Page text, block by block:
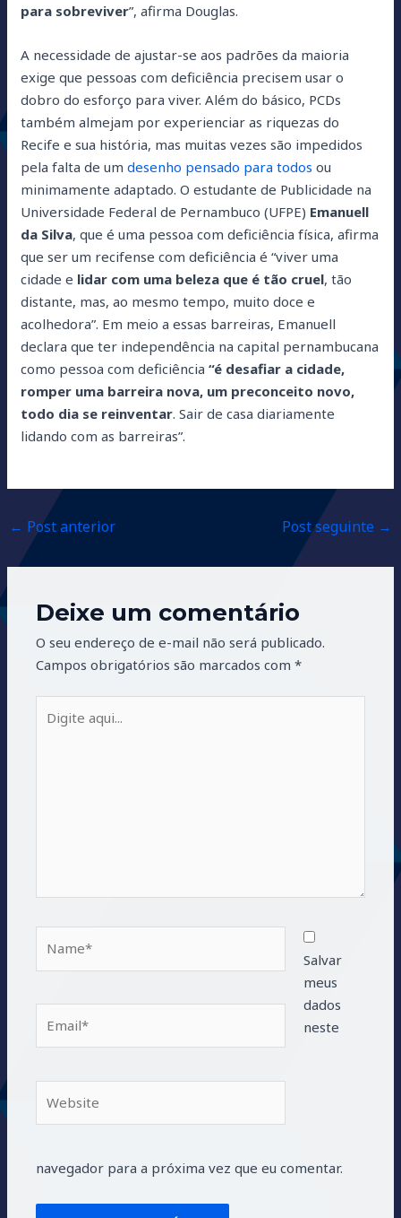
para sobreviver”, afirma Douglas.
A necessidade de ajustar-se aos padrões da maioria
exige que pessoas com deficiência precisem usar o
dobro do esforço para viver. Além do básico, PCDs
também almejam por experienciar as riquezas do
Recife e sua história, mas muitas vezes são impedidos
pela falta de umdesenho pensado para todos ou
minimamente adaptado. O estudante de Publicidade na
Universidade Federal de Pernambuco (UFPE) Emanuell
da Silva, que é uma pessoa com deficiência física, afirma
que ser um recifense com deficiência é “viver uma
cidade e lidar com uma beleza que é tão cruel, tão
distante, mas, ao mesmo tempo, muito doce e
acolhedora”. Em meio a essas barreiras, Emanuell
declara que ter independência na capital pernambucana
como pessoa com deficiência“é desafiar a cidade,
romper uma barreira nova, um preconceito novo,
todo dia se reinventar. Sair de casa diariamente
lidando com as barreiras”.
← Post anterior Post seguinte →
Deixe um comentário
O seu endereço de e-mail não será publicado.
Campos obrigatórios são marcados com*
aqui...
Salvar
meus
dados
neste
navegador para a próxima vez que eu comentar.